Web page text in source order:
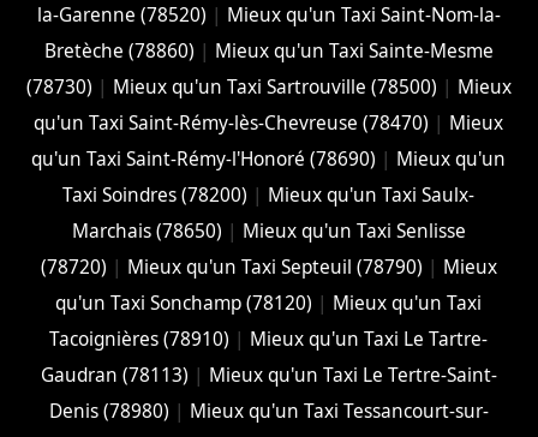
la-Garenne (78520) | Mieux qu'un Taxi Saint-Nom-la-
Bretèche (78860) | Mieux qu'un Taxi Sainte-Mesme
(78730) | Mieux qu'un Taxi Sartrouville (78500) | Mieux
qu'un Taxi Saint-Rémy-lès-Chevreuse (78470) | Mieux
qu'un Taxi Saint-Rémy-l'Honoré (78690) | Mieux qu'un
Taxi Soindres (78200) | Mieux qu'un Taxi Saulx-
Marchais (78650) | Mieux qu'un Taxi Senlisse
(78720) | Mieux qu'un Taxi Septeuil (78790) | Mieux
qu'un Taxi Sonchamp (78120) | Mieux qu'un Taxi
Tacoignières (78910) | Mieux qu'un Taxi Le Tartre-
Gaudran (78113) | Mieux qu'un Taxi Le Tertre-Saint-
Denis (78980) | Mieux qu'un Taxi Tessancourt-sur-